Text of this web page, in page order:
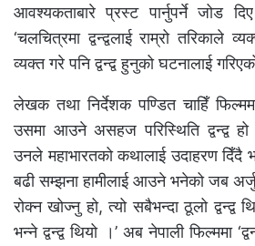
आवश्यकताबारे प्रस्ट पार्नुपर्ने जोड
‘चलचित्रमा द्वन्द्वलाई राम्रो तरिकाले
व्यक्त गरे पनि द्वन्द्व हुनुको घटनालाई
लेखक तथा निर्देशक पण्डित चाहिँ
उसमा आउने असहज परिस्थिति द्वन्द्व हो
उनले महाभारतको कथालाई उदाहरण दिँदै
बढी सम्झना हामीलाई आउने भनेको जब
रोक्न खोज्नु हो, त्यो सबैभन्दा ठूलो द्वन्द्व
भन्ने द्वन्द्व थियो ।’ अब नेपाली फिल्ममा